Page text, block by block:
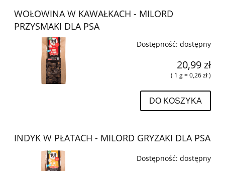
WOŁOWINA W KAWAŁKACH - MILORD
PRZYSMAKI DLA PSA
Dostępność: dostępny
20,99 zł
( 1 g = 0,26 zł )
DO KOSZYKA
INDYK W PŁATACH - MILORD GRYZAKI DLA PSA
Dostępność: dostępny